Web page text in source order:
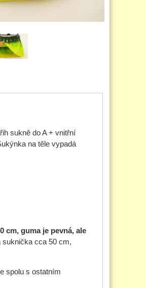
sukně do A + vnitřní
na těle vypadá
cm, guma je pevná, ale
suknička cca 50 cm,
spolu s ostatním